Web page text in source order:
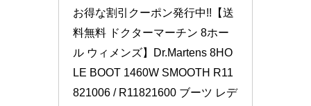
お得な割引クーポン発行中!!【送
料無料 ドクターマーチン 8ホー
ル ウィメンズ】Dr.Martens 8HO
LE BOOT 1460W SMOOTH R11
821006 / R11821600 ブーツ レデ